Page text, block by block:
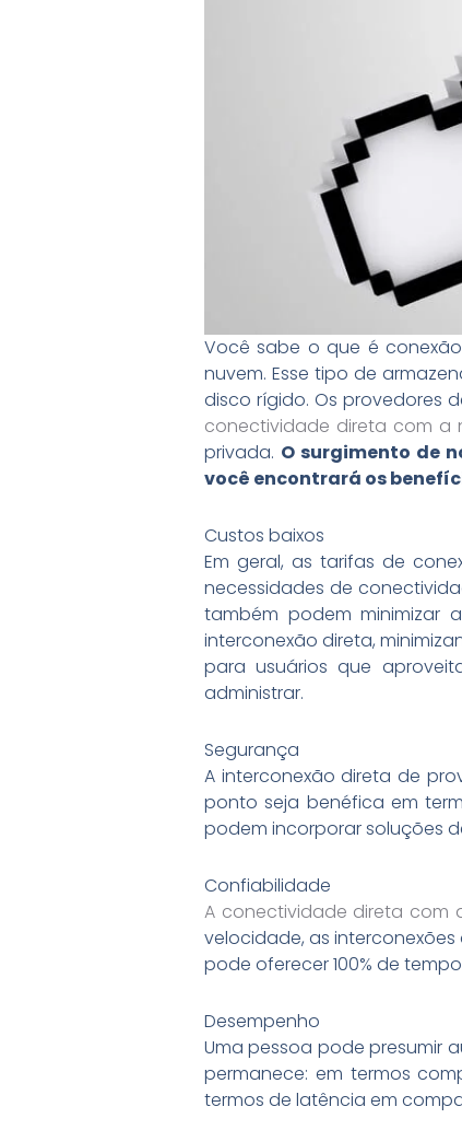
Você sabe o que é
nuvem. Esse tipo de
disco rígido. Os provedores
conectividade direta com a
privada. O surgimento de
você encontrará os
Custos baixos
Em geral, as tarifas de
necessidades de
também podem minimizar
interconexão direta,
para usuários que
administrar.
Segurança
A interconexão direta de
ponto seja benéfica em
podem incorporar soluções
Confiabilidade
A conectividade direta com
velocidade, as
pode oferecer 100% de
Desempenho
Uma pessoa pode presumir
permanece: em termos
termos de latência em